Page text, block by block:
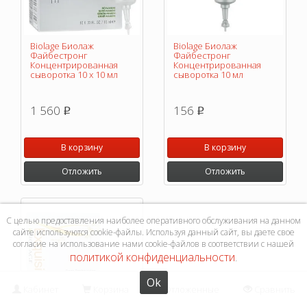
Biolage Биолаж
Файбестронг
Концентрированная
сыворотка 10 х 10 мл
1 560 p
В корзину
Отложить
Biolage Биолаж
Файбестронг
Концентрированная
сыворотка 10 мл
156 p
В корзину
Отложить
С целью предоставления наиболее оперативного обслуживания на данном
сайте используются cookie-файлы. Используя данный сайт, вы даете свое
согласие на использование нами cookie-файлов в соответствии с нашей
политикой конфиденциальности.
Ok